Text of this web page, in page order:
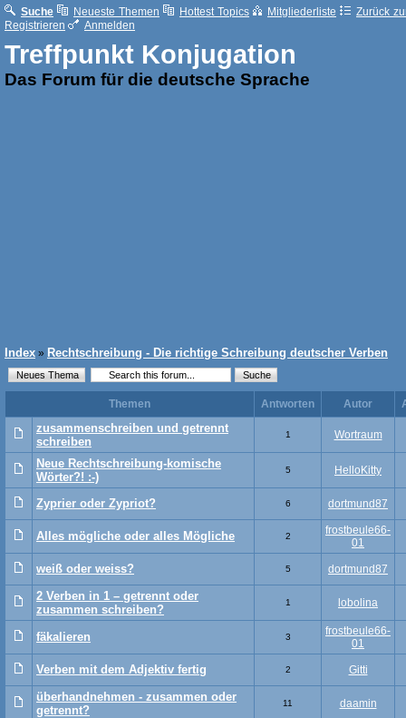
Suche Neueste Themen Hottest Topics Mitgliederliste
Zurück
Registrieren
Anmelden
Treffpunkt Konjugation
Das Forum für die deutsche Sprache
Index » Rechtschreibung - Die richtige Schreibung deutscher Verben
Themen Antworten Autor
zusammenschreiben und getrennt
schreiben
1 Wortraum
Neue Rechtschreibung-komische
Wörter?! :-)
5 HelloKitty
Zyprier oder Zypriot? 6 dortmund87
Alles mögliche oder alles Mögliche 2
frostbeule66-
01
weiß oder weiss? 5 dortmund87
2 Verben in 1 – getrennt oder
zusammen schreiben?
1 lobolina
fäkalieren 3
frostbeule66-
01
Verben mit dem Adjektiv fertig 2 Gitti
überhandnehmen - zusammen oder
getrennt?
11 daamin